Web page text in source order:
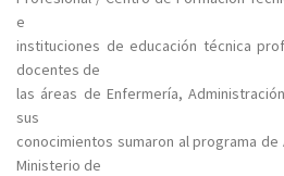
e
instituciones de educación técnica
docentes de
las áreas de Enfermería,
sus
conocimientos sumaron al programa
Ministerio de